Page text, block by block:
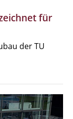
für
der TU